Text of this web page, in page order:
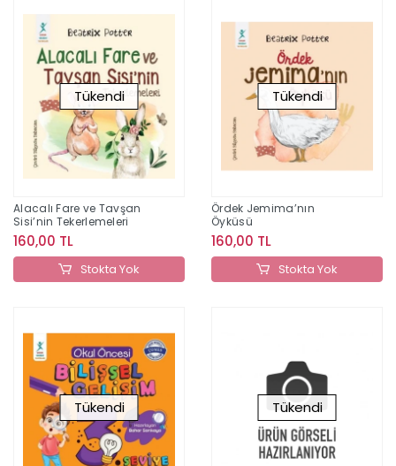
Tükendi
Alacalı Fare ve Tavşan
Sisi’nin Tekerlemeleri
160,00 TL
Stokta Yok
Tükendi
Ördek Jemima’nın
Öyküsü
160,00 TL
Stokta Yok
Tükendi Tükendi